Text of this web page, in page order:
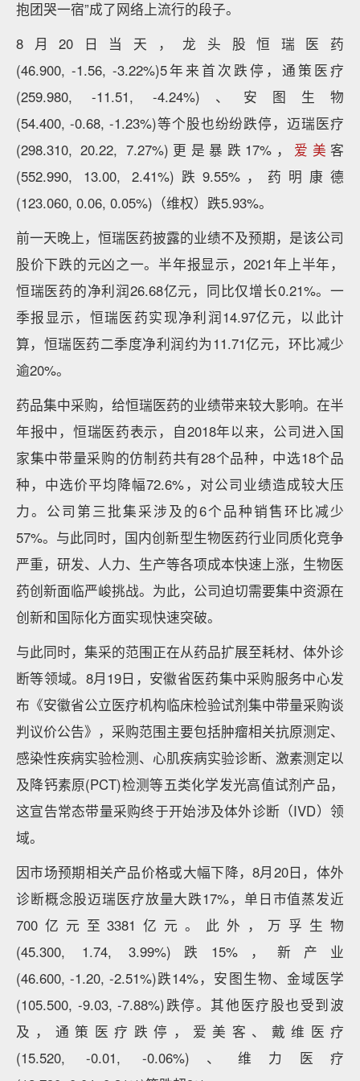
抱团哭一宿”成了网络上流行的段子。
8月20日当天，龙头股恒瑞医药
(46.900, -1.56, -3.22%)5年来首次跌停，通策医疗
(259.980, -11.51, -4.24%)、安图生物
(54.400, -0.68, -1.23%)等个股也纷纷跌停，迈瑞医疗
(298.310, 20.22, 7.27%)更是暴跌17%， 爱美 客
(552.990, 13.00, 2.41%)跌9.55%，药明康德
(123.060, 0.06, 0.05%)（维权）跌5.93%。
前一天晚上，恒瑞医药披露的业绩不及预期，是该公司
股价下跌的元凶之一。半年报显示，2021年上半年，
恒瑞医药的净利润26.68亿元，同比仅增长0.21%。一
季报显示，恒瑞医药实现净利润14.97亿元，以此计
算，恒瑞医药二季度净利润约为11.71亿元，环比减少
逾20%。
药品集中采购，给恒瑞医药的业绩带来较大影响。在半
年报中，恒瑞医药表示，自2018年以来，公司进入国
家集中带量采购的仿制药共有28个品种，中选18个品
种，中选价平均降幅72.6%，对公司业绩造成较大压
力。公司第三批集采涉及的6个品种销售环比减少
57%。与此同时，国内创新型生物医药行业同质化竞争
严重，研发、人力、生产等各项成本快速上涨，生物医
药创新面临严峻挑战。为此，公司迫切需要集中资源在
创新和国际化方面实现快速突破。
与此同时，集采的范围正在从药品扩展至耗材、体外诊
断等领域。8月19日，安徽省医药集中采购服务中心发
布《安徽省公立医疗机构临床检验试剂集中带量采购谈
判议价公告》，采购范围主要包括肿瘤相关抗原测定、
感染性疾病实验检测、心肌疾病实验诊断、激素测定以
及降钙素原(PCT)检测等五类化学发光高值试剂产品，
这宣告常态带量采购终于开始涉及体外诊断（IVD）领
域。
因市场预期相关产品价格或大幅下降，8月20日，体外
诊断概念股迈瑞医疗放量大跌17%，单日市值蒸发近
700亿元至3381亿元。此外，万孚生物
(45.300, 1.74, 3.99%)跌15%，新产业
(46.600, -1.20, -2.51%)跌14%，安图生物、金域医学
(105.500, -9.03, -7.88%)跌停。其他医疗股也受到波
及，通策医疗跌停，爱美客、戴维医疗
(15.520, -0.01, -0.06%)、维力医疗